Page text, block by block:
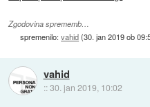
Zgodovina sprememb…
spremenilo:vahid(30. jan 2019 ob
vahid
::30. jan 2019, 10:02